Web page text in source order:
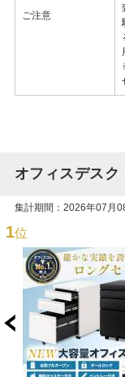
ご注意
オフィスデス
集計期間：2026年07月
1位